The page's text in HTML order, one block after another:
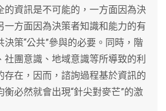
的資訊是不可能的，一方面因為決
一方面因為決策者知識和能力的有
決策“公共”參與的必要。同時，階
社團意識、地域意識等所導致的利
存在，因而，諮詢過程基於資訊的
必然就會出現“針尖對麥芒”的激